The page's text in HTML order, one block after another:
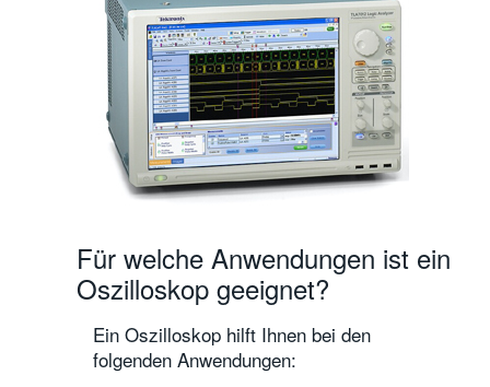
Für welche Anwendungen ist ein
Oszilloskop geeignet?
Ein Oszilloskop hilft Ihnen bei den
folgenden Anwendungen: